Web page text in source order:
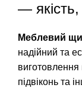
—
Меблевий
надійний та
виготовлення
підвіконь та